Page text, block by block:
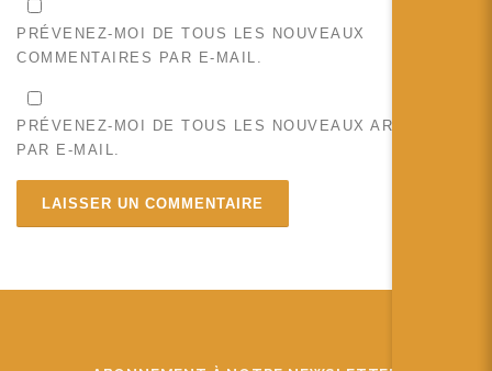
PRÉVENEZ-MOI DE TOUS LES NOUVEAUX
COMMENTAIRES PAR E-MAIL.
PRÉVENEZ-MOI DE TOUS LES NOUVEAUX ARTICLES
PAR E-MAIL.